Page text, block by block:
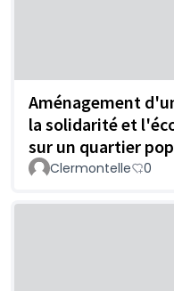
Aménagement
la solidarité et
sur un quartier
Clermontelle 0